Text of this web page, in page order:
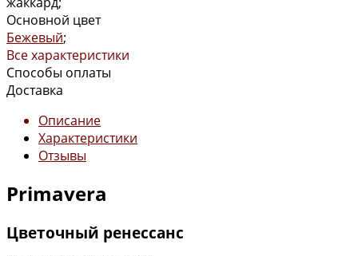
Основной цвет
Бежевый;
Все характеристики
Способы оплаты
Доставка
Описание
Характеристики
Отзывы
Primavera
Цветочный ренессанс